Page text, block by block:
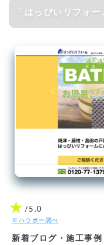
「はっぴいリフ
★ /5.0
※ハウボー調べ
新着ブログ・施工事例